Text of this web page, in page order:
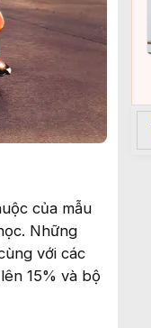
của mẫu
Những
với các
15% và bộ